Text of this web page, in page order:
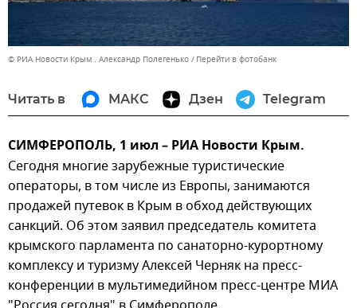
© РИА Новости Крым . Александр Полегенько Перейти в фотобанк
Читать в МАКС Дзен Telegram
СИМФЕРОПОЛЬ, 1 июл – РИА Новости Крым.
Сегодня многие зарубежные туристические
операторы, в том числе из Европы, занимаются
продажей путевок в Крым в обход действующих
санкций. Об этом заявил председатель комитета
крымского парламента по санаторно-курортному
комплексу и туризму Алексей Черняк на пресс-
конференции в мультимедийном пресс-центре МИА